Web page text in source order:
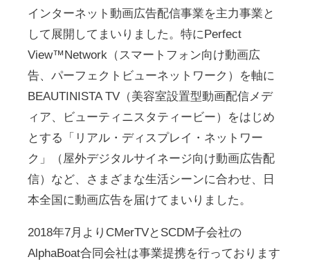
インターネット動画広告配信事業を主力事業と
して展開してまいりました。特にPerfect
View™Network（スマートフォン向け動画広
告、パーフェクトビューネットワーク）を軸に
BEAUTINISTA TV（美容室設置型動画配信メデ
ィア、ビューティニスタティービー）をはじめ
とする「リアル・ディスプレイ・ネットワー
ク」（屋外デジタルサイネージ向け動画広告配
信）など、さまざまな生活シーンに合わせ、日
本全国に動画広告を届けてまいりました。
2018年7月よりCMerTVとSCDM子会社の
AlphaBoat合同会社は事業提携を行っております